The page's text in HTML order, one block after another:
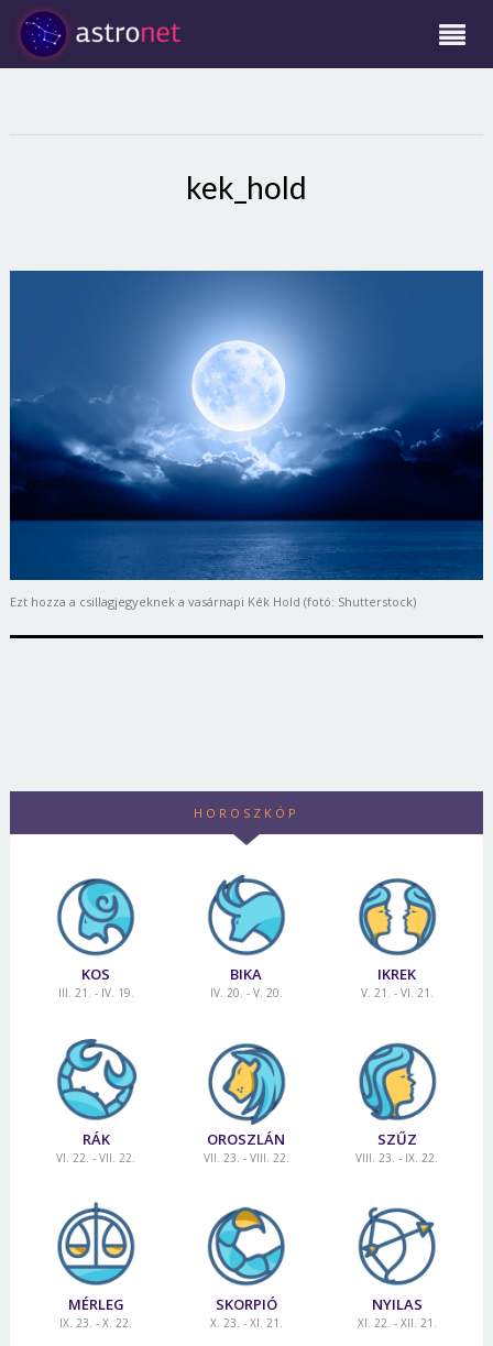
kek_hold
Ezt hozza a csillagjegyeknek a vasárnapi Kék Hold (fotó: Shutterstock)
HOROSZKÓP
KOS
III. 21. - IV. 19.
BIKA
IV. 20. - V. 20.
IKREK
V. 21. - VI. 21.
RÁK
VI. 22. - VII. 22.
OROSZLÁN
VII. 23. - VIII. 22.
SZŰZ
VIII. 23. - IX. 22.
MÉRLEG
IX. 23. - X. 22.
SKORPIÓ
X. 23. - XI. 21.
NYILAS
XI. 22. - XII. 21.